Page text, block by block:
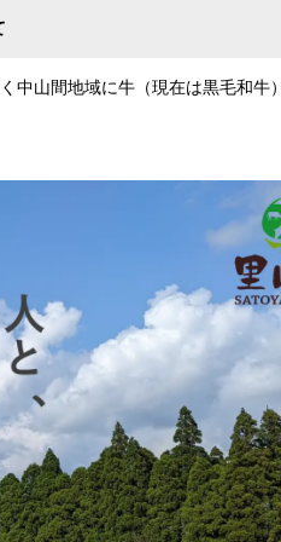
中山間地域に牛（現在は黒毛和牛